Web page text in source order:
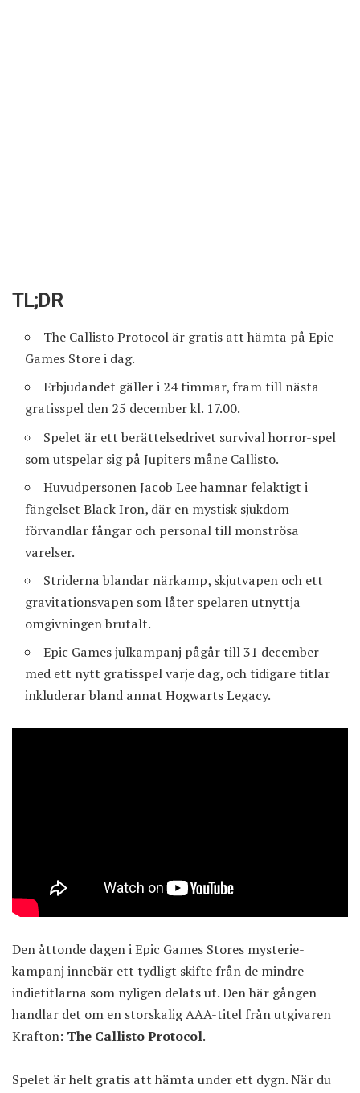
TL;DR
The Callisto Protocol är gratis att hämta på Epic
Games Storei dag.
Erbjudandet gäller i 24 timmar, fram till nästa
gratisspel den 25 december kl. 17.00.
Spelet är ett berättelsedrivet survival horror-spel
som utspelar sig på Jupiters måne Callisto.
Huvudpersonen Jacob Lee hamnar felaktigt i
fängelset Black Iron, där en mystisk sjukdom
förvandlar fångar och personal till monströsa
varelser.
Striderna blandar närkamp, skjutvapen och ett
gravitationsvapen som låter spelaren utnyttja
omgivningen brutalt.
Epic Games julkampanj pågår till 31 december
med ett nytt gratisspel varje dag, och tidigare titlar
inkluderar bland annat Hogwarts Legacy.
Den åttonde dagen i Epic Games Stores mysterie-
kampanj innebär ett tydligt skifte från de mindre
indietitlarna som nyligen delats ut. Den här gången
handlar det om en storskalig AAA-titel från utgivaren
Krafton: The Callisto Protocol.
Spelet är helt gratis att hämta under ett dygn. När du